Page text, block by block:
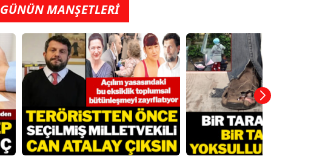
GÜNÜN MANŞETLERİ